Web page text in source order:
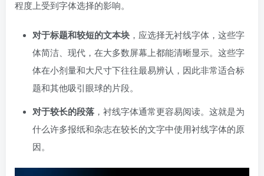
程度上受到字体选择的影响。
对于标题和较短的文本块 ，应选择无衬线字体，这些字
体简洁、现代，在大多数屏幕上都能清晰显示。这些字
体在小剂量和大尺寸下往往最易辨认，因此非常适合标
题和其他吸引眼球的片段。
对于较长的段落 ，衬线字体通常更容易阅读。这就是为
什么许多报纸和杂志在较长的文字中使用衬线字体的原
因。